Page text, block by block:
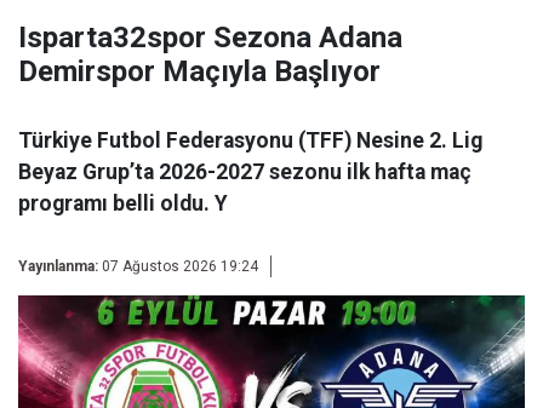
Isparta32spor Sezona Adana
Demirspor Maçıyla Başlıyor
Türkiye Futbol Federasyonu (TFF) Nesine 2. Lig
Beyaz Grup’ta 2026-2027 sezonu ilk hafta maç
programı belli oldu. Y
Yayınlanma: 07 Ağustos 2026 19:24